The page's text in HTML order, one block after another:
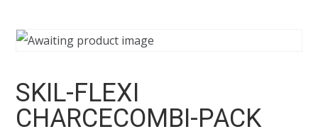
SKIL-FLEXI
CHARCECOMBI-PACK